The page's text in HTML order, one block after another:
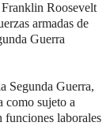
Roosevelt
armadas de
Guerra
Segunda Guerra,
como sujeto a
funciones laborales